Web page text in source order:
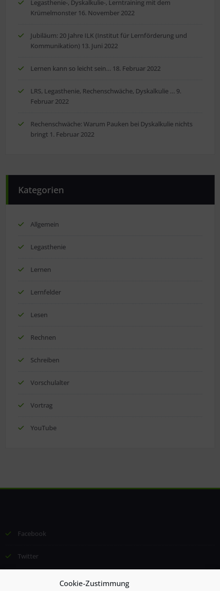
Cookie-Zustimmung
Legasthenie-, Dyskalkulie-, Lerntraining mit dem
Krümelmonster 16. November 2022
Jubiläum: 20 Jahre ILK (Institut für Lernförderung und
Kommunikation) 13. Juni 2022
Lernen kann so leicht sein… 18. Februar 2022
LRS, Legasthenie, Rechenschwäche, Dyskalkulie … 9.
Februar 2022
Rechenschwäche: Warum Pauken bei Dyskalkulie nichts
bringt 1. Februar 2022
Kategorien
Allgemein
Legasthenie
Lernen
Lernfelder
Lesen
Rechnen
Schreiben
Vorschulalter
Vortrag
YouTube
Facebook
Twitter